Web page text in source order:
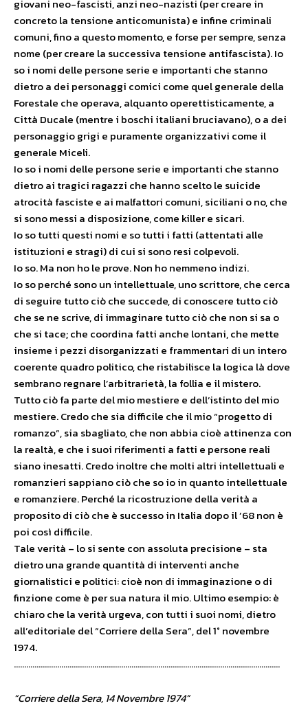
giovani neo-fascisti, anzi neo-nazisti (per creare in
concreto la tensione anticomunista) e infine criminali
comuni, fino a questo momento, e forse per sempre, senza
nome (per creare la successiva tensione antifascista). Io
so i nomi delle persone serie e importanti che stanno
dietro a dei personaggi comici come quel generale della
Forestale che operava, alquanto operettisticamente, a
Città Ducale (mentre i boschi italiani bruciavano), o a dei
personaggio grigi e puramente organizzativi come il
generale Miceli.
Io so i nomi delle persone serie e importanti che stanno
dietro ai tragici ragazzi che hanno scelto le suicide
atrocità fasciste e ai malfattori comuni, siciliani o no, che
si sono messi a disposizione, come killer e sicari.
Io so tutti questi nomi e so tutti i fatti (attentati alle
istituzioni e stragi) di cui si sono resi colpevoli.
Io so. Ma non ho le prove. Non ho nemmeno indizi.
Io so perché sono un intellettuale, uno scrittore, che cerca
di seguire tutto ciò che succede, di conoscere tutto ciò
che se ne scrive, di immaginare tutto ciò che non si sa o
che si tace; che coordina fatti anche lontani, che mette
insieme i pezzi disorganizzati e frammentari di un intero
coerente quadro politico, che ristabilisce la logica là dove
sembrano regnare l’arbitrarietà, la follia e il mistero.
Tutto ciò fa parte del mio mestiere e dell’istinto del mio
mestiere. Credo che sia difficile che il mio “progetto di
romanzo”, sia sbagliato, che non abbia cioè attinenza con
la realtà, e che i suoi riferimenti a fatti e persone reali
siano inesatti. Credo inoltre che molti altri intellettuali e
romanzieri sappiano ciò che so io in quanto intellettuale
e romanziere. Perché la ricostruzione della verità a
proposito di ciò che è successo in Italia dopo il ’68 non è
poi così difficile.
Tale verità – lo si sente con assoluta precisione – sta
dietro una grande quantità di interventi anche
giornalistici e politici: cioè non di immaginazione o di
finzione come è per sua natura il mio. Ultimo esempio: è
chiaro che la verità urgeva, con tutti i suoi nomi, dietro
all’editoriale del “Corriere della Sera”, del 1° novembre
1974.
…………………………………………………………………………………………………………………
“Corriere della Sera, 14 Novembre 1974”